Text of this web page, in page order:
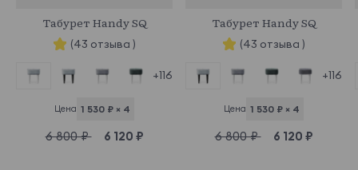
Табурет Handy SQ
(43 отзыва )
+116
Цена 1 530 ₽ × 4
6 800 ₽ 6 120 ₽
Табурет Handy SQ
(43 отзыва )
+116
Цена 1 530 ₽ × 4
6 800 ₽ 6 120 ₽